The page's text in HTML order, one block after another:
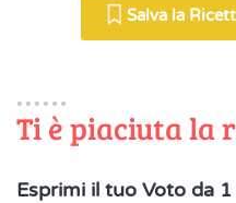
Salva la
Ti è piaciuta la
Esprimi il tuo Voto da 1